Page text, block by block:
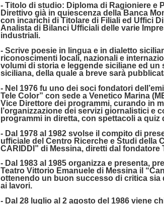
- Titolo di studio: Diploma di Ragioniere e
Direttivo già in quiescenza della Banca
con incarichi di Titolare di Filiali ed Uffici
Analista di Bilanci Ufficiali delle varie
industriali.
- Scrive poesie in lingua e in dialetto
riconoscimenti locali, nazionali e
volumi di storia e leggende siciliane ed un
siciliana, della quale a breve sarà
- Nel 1976 fu uno dei soci fondatori
Tele Color” con sede a Venetico Marina
Vice Direttore dei programmi, curando in
l’organizzazione dei servizi giornalistici e
programmi in diretta, con spettacoli a quiz
- Dal 1978 al 1982 svolse il compito di
ufficiale del Centro Ricerche e Studi della
CARIDDI” di Messina, diretti dal fondatore
- Dal 1983 al 1985 organizza e presenta,
Teatro Vittorio Emanuele di Messina il
ottenendo un buon successo di critica sia
ai lavori.
- Dal 28 luglio al 2 agosto del 1986 viene